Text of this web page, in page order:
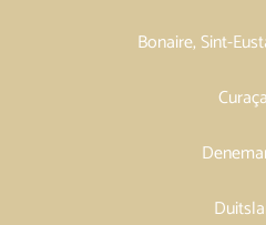
Bonaire, Sint-